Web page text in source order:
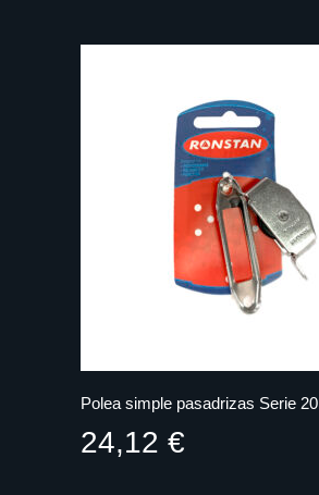
Polea simple pasadrizas Serie 20
24,12 €